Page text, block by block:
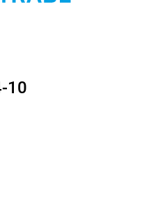
10